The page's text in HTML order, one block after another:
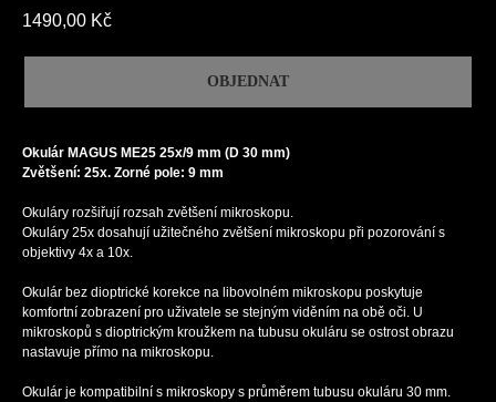
1490,00 Kč
OBJEDNAT
Okulár MAGUS ME25 25х/9 mm (D 30 mm)
Zvětšení: 25x. Zorné pole: 9 mm
Okuláry rozšiřují rozsah zvětšení mikroskopu.
Okuláry 25x dosahují užitečného zvětšení mikroskopu při pozorování s
objektivy 4x a 10x.
Okulár bez dioptrické korekce na libovolném mikroskopu poskytuje
komfortní zobrazení pro uživatele se stejným viděním na obě oči. U
mikroskopů s dioptrickým kroužkem na tubusu okuláru se ostrost obrazu
nastavuje přímo na mikroskopu.
Okulár je kompatibilní s mikroskopy s průměrem tubusu okuláru 30 mm.